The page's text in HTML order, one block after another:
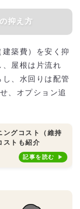
抑え方
築費）を安く抑
、屋根は片流れ
、水回りは配管
、オプション追
ングコスト（維持
ストも紹介
記事を読む